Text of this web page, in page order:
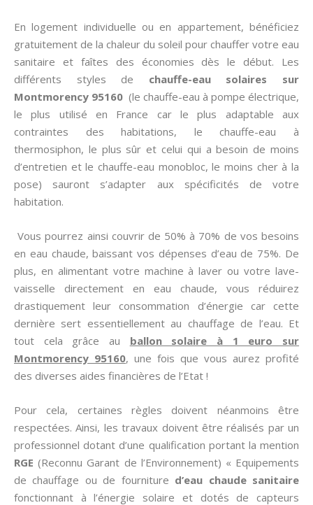
En logement individuelle ou en appartement, bénéficiez
gratuitement de la chaleur du soleil pour chauffer votre eau
sanitaire et faîtes des économies dès le début. Les
différents styles de chauffe-eau solaires sur
Montmorency 95160 (le chauffe-eau à pompe électrique,
le plus utilisé en France car le plus adaptable aux
contraintes des habitations, le chauffe-eau à
thermosiphon, le plus sûr et celui qui a besoin de moins
d’entretien et le chauffe-eau monobloc, le moins cher à la
pose) sauront s’adapter aux spécificités de votre
habitation.
Vous pourrez ainsi couvrir de 50% à 70% de vos besoins
en eau chaude, baissant vos dépenses d’eau de 75%. De
plus, en alimentant votre machine à laver ou votre lave-
vaisselle directement en eau chaude, vous réduirez
drastiquement leur consommation d’énergie car cette
dernière sert essentiellement au chauffage de l’eau. Et
tout cela grâce au ballon solaire à 1 euro sur
Montmorency 95160, une fois que vous aurez profité
des diverses aides financières de l’Etat !
Pour cela, certaines règles doivent néanmoins être
respectées. Ainsi, les travaux doivent être réalisés par un
professionnel dotant d’une qualification portant la mention
RGE(Reconnu Garant de l’Environnement) « Equipements
de chauffage ou de fourniture d’eau chaude sanitaire
fonctionnant à l’énergie solaire et dotés de capteurs